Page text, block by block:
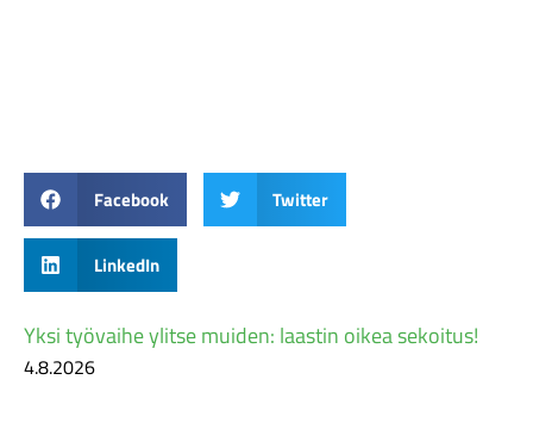
Facebook Twitter
LinkedIn
Yksi työvaihe ylitse muiden: laastin oikea sekoitus!
4.8.2026